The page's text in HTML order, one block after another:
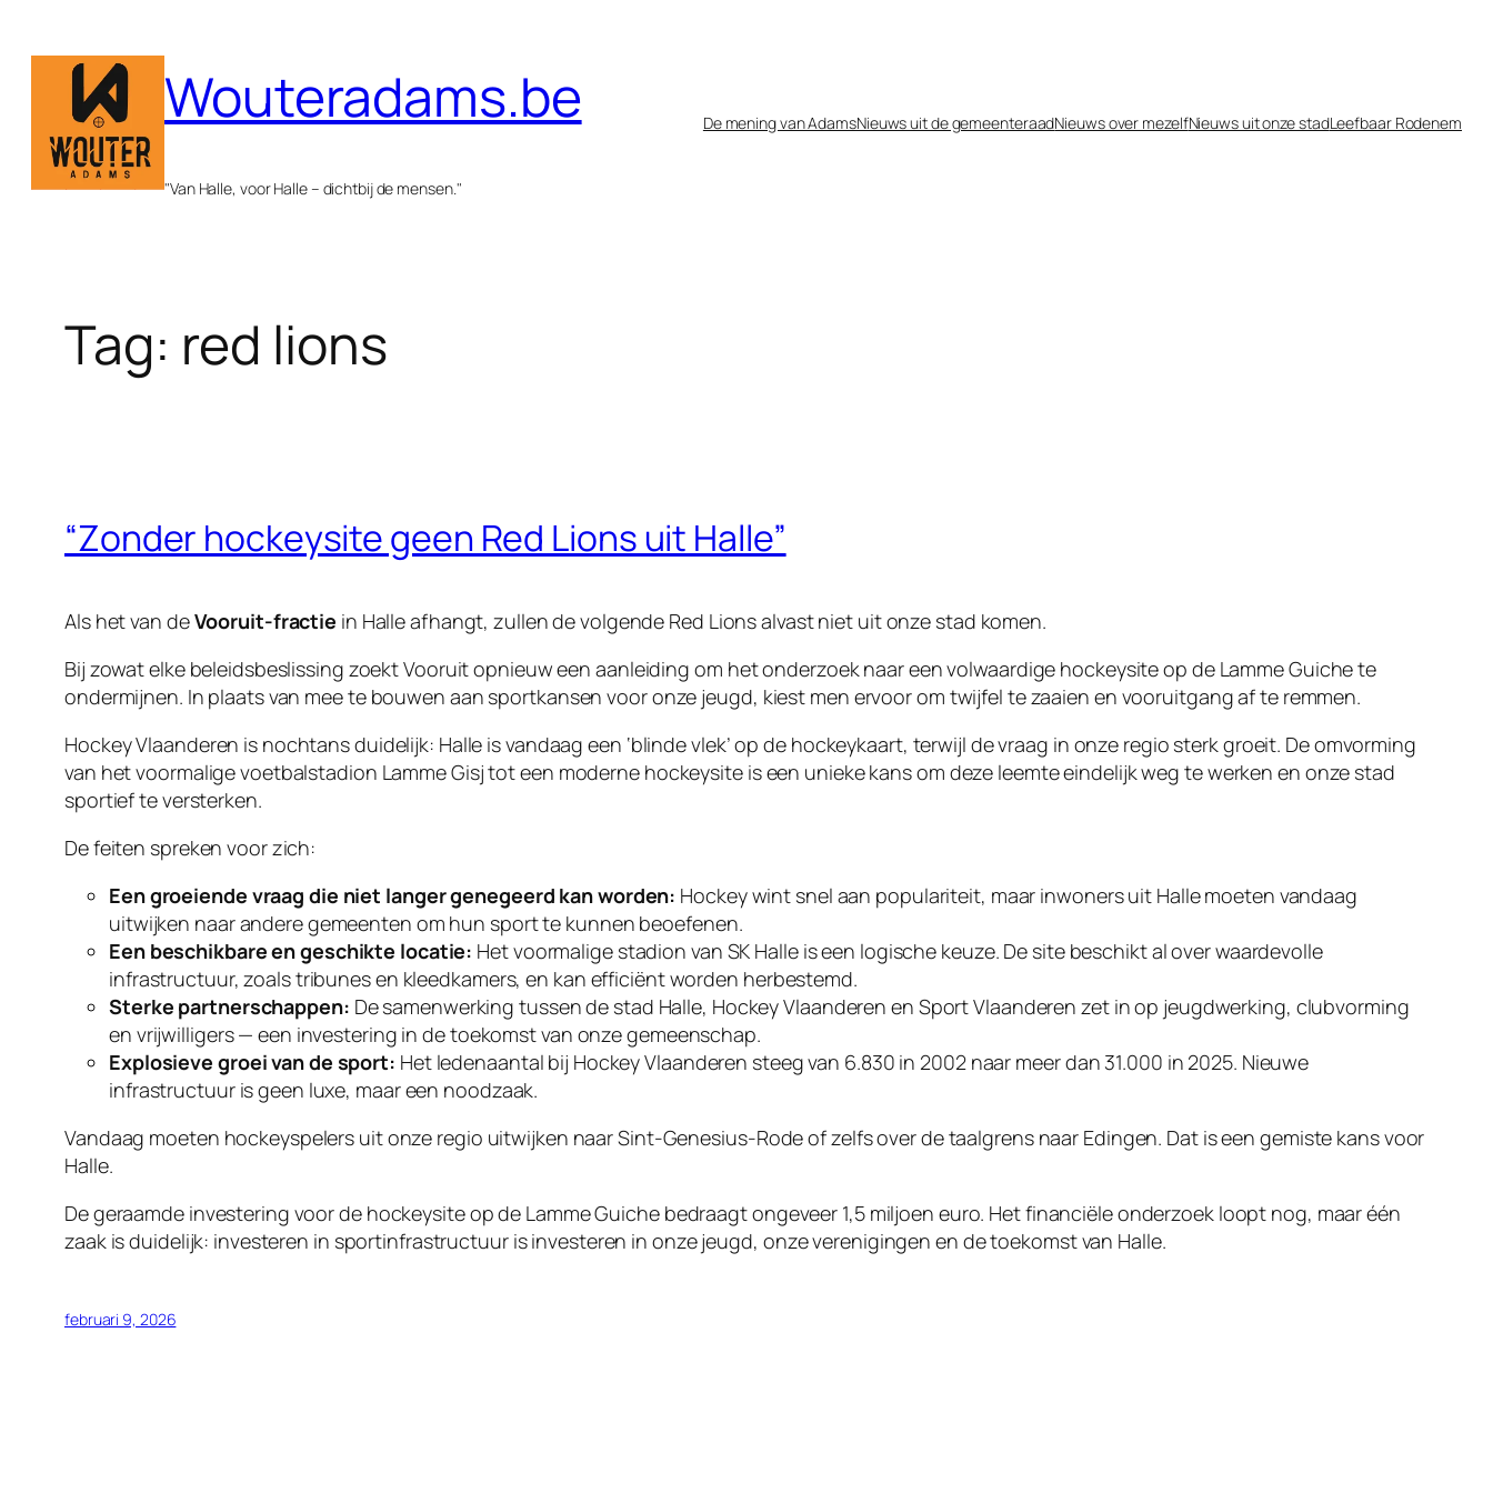
naar
inhoud
Wouteradams.be
"Van Halle, voor Halle – dichtbij de mensen."
De mening van AdamsNieuws uit de gemeenteraadNieuws over mezelfNieuws uit onze stadLeefbaar Rodenem
Tag: red lions
“Zonder hockeysite geen Red Lions uit Halle”
Als het van deVooruit-fractie in Halle afhangt, zullen de volgende Red Lions alvast niet uit onze stad komen.
Bij zowat elke beleidsbeslissing zoekt Vooruit opnieuw een aanleiding om het onderzoek naar een volwaardige hockeysite op de Lamme Guiche te
ondermijnen. In plaats van mee te bouwen aan sportkansen voor onze jeugd, kiest men ervoor om twijfel te zaaien en vooruitgang af te remmen.
Hockey Vlaanderen is nochtans duidelijk: Halle is vandaag een ‘blinde vlek’ op de hockeykaart, terwijl de vraag in onze regio sterk groeit. De omvorming
van het voormalige voetbalstadion Lamme Gisj tot een moderne hockeysite is een unieke kans om deze leemte eindelijk weg te werken en onze stad
sportief te versterken.
De feiten spreken voor zich:
Een groeiende vraag die niet langer genegeerd kan worden: Hockey wint snel aan populariteit, maar inwoners uit Halle moeten vandaag
uitwijken naar andere gemeenten om hun sport te kunnen beoefenen.
Een beschikbare en geschikte locatie: Het voormalige stadion van SK Halle is een logische keuze. De site beschikt al over waardevolle
infrastructuur, zoals tribunes en kleedkamers, en kan efficiënt worden herbestemd.
Sterke partnerschappen: De samenwerking tussen de stad Halle, Hockey Vlaanderen en Sport Vlaanderen zet in op jeugdwerking, clubvorming
en vrijwilligers — een investering in de toekomst van onze gemeenschap.
Explosieve groei van de sport: Het ledenaantal bij Hockey Vlaanderen steeg van 6.830 in 2002 naar meer dan 31.000 in 2025. Nieuwe
infrastructuur is geen luxe, maar een noodzaak.
Vandaag moeten hockeyspelers uit onze regio uitwijken naar Sint-Genesius-Rode of zelfs over de taalgrens naar Edingen. Dat is een gemiste kans voor
Halle.
De geraamde investering voor de hockeysite op de Lamme Guiche bedraagt ongeveer 1,5 miljoen euro. Het financiële onderzoek loopt nog, maar één
zaak is duidelijk: investeren in sportinfrastructuur is investeren in onze jeugd, onze verenigingen en de toekomst van Halle.
februari 9, 2026